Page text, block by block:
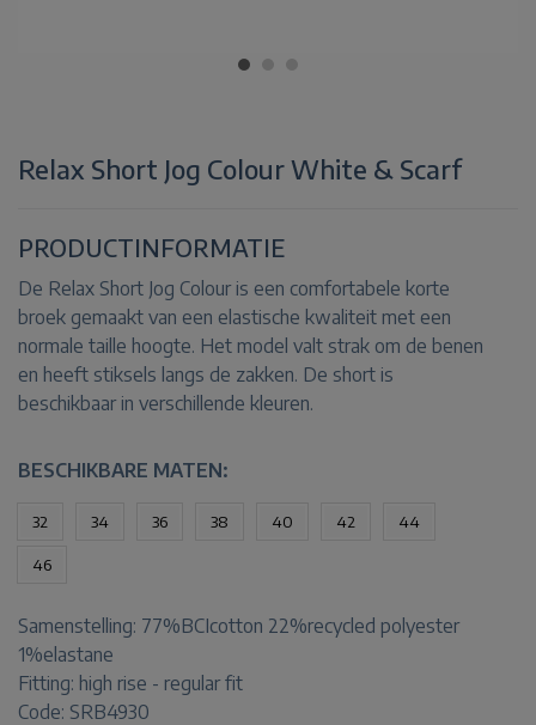
Relax Short Jog Colour White & Scarf
PRODUCTINFORMATIE
De Relax Short Jog Colour is een comfortabele korte
broek gemaakt van een elastische kwaliteit met een
normale taille hoogte. Het model valt strak om de benen
en heeft stiksels langs de zakken. De short is
beschikbaar in verschillende kleuren.
BESCHIKBARE MATEN:
32 34 36 38 40 42 44
46
Samenstelling: 77%BCIcotton 22%recycled polyester
1%elastane
Fitting: high rise - regular fit
Code: SRB4930